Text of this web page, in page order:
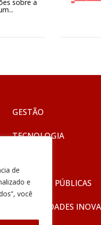
de
e
você
sobre a
GESTÃO
TECNOLOGIA
POLÍTICAS PÚBLICAS
UNIVERSIDADES